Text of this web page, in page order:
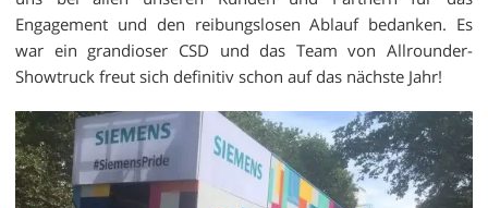
Engagement und den reibungslosen Ablauf bedanken. Es
war ein grandioser CSD und das Team von Allrounder-
Showtruck freut sich definitiv schon auf das nächste Jahr!